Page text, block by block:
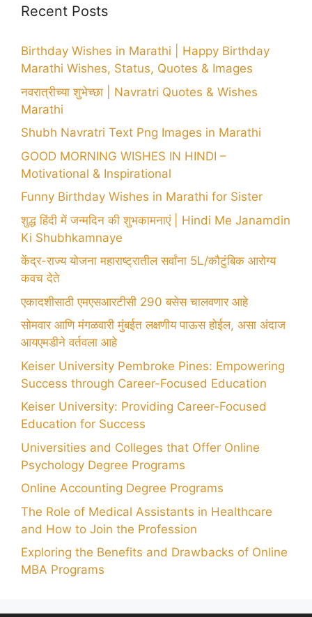
Recent Posts
Birthday Wishes in Marathi | Happy Birthday
Marathi Wishes, Status, Quotes & Images
नवरात्रीच्या शुभेच्छा | Navratri Quotes & Wishes
Marathi
Shubh Navratri Text Png Images in Marathi
GOOD MORNING WISHES IN HINDI –
Motivational & Inspirational
Funny Birthday Wishes in Marathi for Sister
शुद्ध हिंदी में जन्मदिन की शुभकामनाएं | Hindi Me Janamdin
Ki Shubhkamnaye
केंद्र-राज्य योजना महाराष्ट्रातील सर्वांना 5L/कौटुंबिक आरोग्य
कवच देते
एकादशीसाठी एमएसआरटीसी 290 बसेस चालवणार आहे
सोमवार आणि मंगळवारी मुंबईत लक्षणीय पाऊस होईल, असा अंदाज
आयएमडीने वर्तवला आहे
Keiser University Pembroke Pines: Empowering
Success through Career-Focused Education
Keiser University: Providing Career-Focused
Education for Success
Universities and Colleges that Offer Online
Psychology Degree Programs
Online Accounting Degree Programs
The Role of Medical Assistants in Healthcare
and How to Join the Profession
Exploring the Benefits and Drawbacks of Online
MBA Programs